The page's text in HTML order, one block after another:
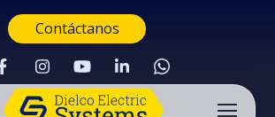
Contáctanos